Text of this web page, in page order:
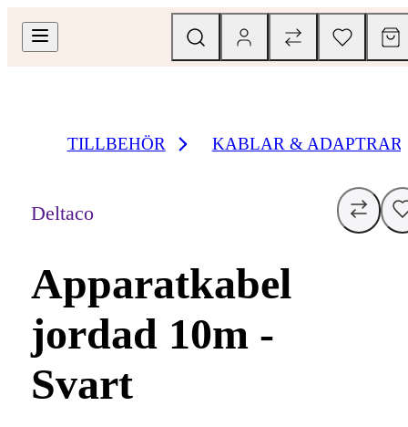
TILLBEHÖR KABLAR & ADAPTRAR
Deltaco
Apparatkabel
jordad 10m -
Svart